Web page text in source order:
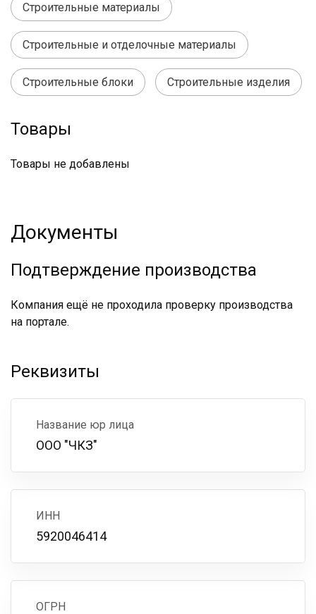
Строительные материалы
Строительные и отделочные материалы
Строительные блоки Строительные изделия
Товары
Товары не добавлены
Документы
Подтверждение производства
Компания ещё не проходила проверку производства
на портале.
Реквизиты
Название юр лица
ООО "ЧКЗ"
ИНН
5920046414
ОГРН